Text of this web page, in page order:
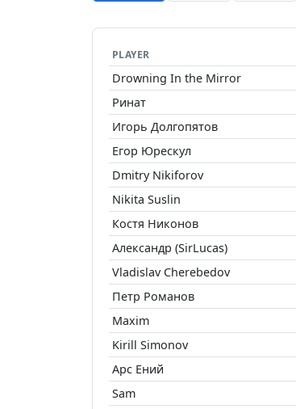
PLAYER
Drowning In the Mirror
Ринат
Игорь Долгопятов
Егор Юрескул
Dmitry Nikiforov
Nikita Suslin
Костя Никонов
Александр (SirLucas)
Vladislav Cherebedov
Петр Романов
Maxim
Kirill Simonov
Арс Ений
Sam